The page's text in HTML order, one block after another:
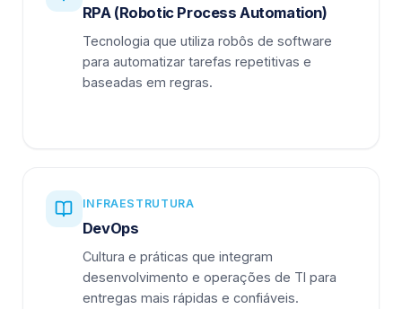
RPA (Robotic Process Automation)
Tecnologia que utiliza robôs de software
para automatizar tarefas repetitivas e
baseadas em regras.
INFRAESTRUTURA
DevOps
Cultura e práticas que integram
desenvolvimento e operações de TI para
entregas mais rápidas e confiáveis.